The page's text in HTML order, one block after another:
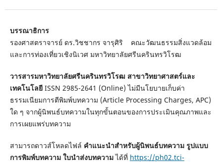
บรรณาธิการ
รองศาสตราจารย์ ดร.วิชชากร จารุศิริ คณะวัฒนธรรมสิ่งแวดล้อม
และการท่องเที่ยวเชิงนิเวศ มหาวิทยาลัยศรีนครินทรวิโรฒ
วารสารมหาวิทยาลัยศรีนครินทรวิโรฒ สาขาวิทยาศาสตร์และ
เทคโนโลยี ISSN 2985-2641 (Online) ไม่มีนโยบายเก็บค่า
ธรรมเนียมการตีพิมพ์บทความ (Article Processing Charges, APC)
ใด ๆ จากผู้นิพนธ์บทความในทุกขั้นตอนของการประเมินคุณภาพและ
การเผยแพร่บทความ
สามารถดาวส์โหลดไฟล์ คำแนะนำสำหรับผู้นิพนธ์บทความ รูปแบบ
การพิมพ์บทความ ใบนำส่งบทความได้ที่ https://ph02.tci-